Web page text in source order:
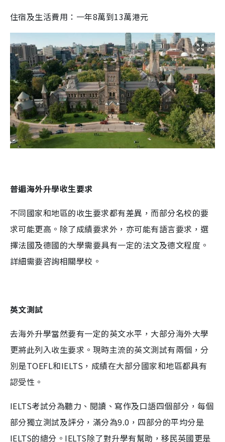
住宿及生活費用：一年8萬到13萬港元
普遍海外升學收生要求
不同國家和地區的收生要求都有差異，而部分名校的要
求可能更高。除了成績要求外，亦可能有語言要求，選
擇法國及德國的大學需要具有一定的法文及德文程度。
詳細需要咨詢相關學校。
英文測試
去海外升學當然要有一定的英文水平，大部分海外大學
更將此列入收生要求。現時主流的英文測試有兩個，分
別是TOEFL和IELTS，成績在大部分國家和地區都具有
認受性。
IELTS考試分為聽力、閱讀、寫作及口語四個部分，每個
部分獨立測試及評分，滿分為9.0，四部分的平均分是
IELTS的總分。IELTS除了對升學有幫助，移民英國更是